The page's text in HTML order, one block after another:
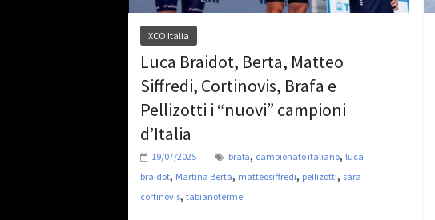
XCO Italia
Luca Braidot, Berta, Matteo
Siffredi, Cortinovis, Brafa e
Pellizotti i “nuovi” campioni
d’Italia
19/07/2025 brafa, campionato italiano, luca
braidot, Martina Berta, matteosiffredi, pellizotti, sara
cortinovis, tabianoterme